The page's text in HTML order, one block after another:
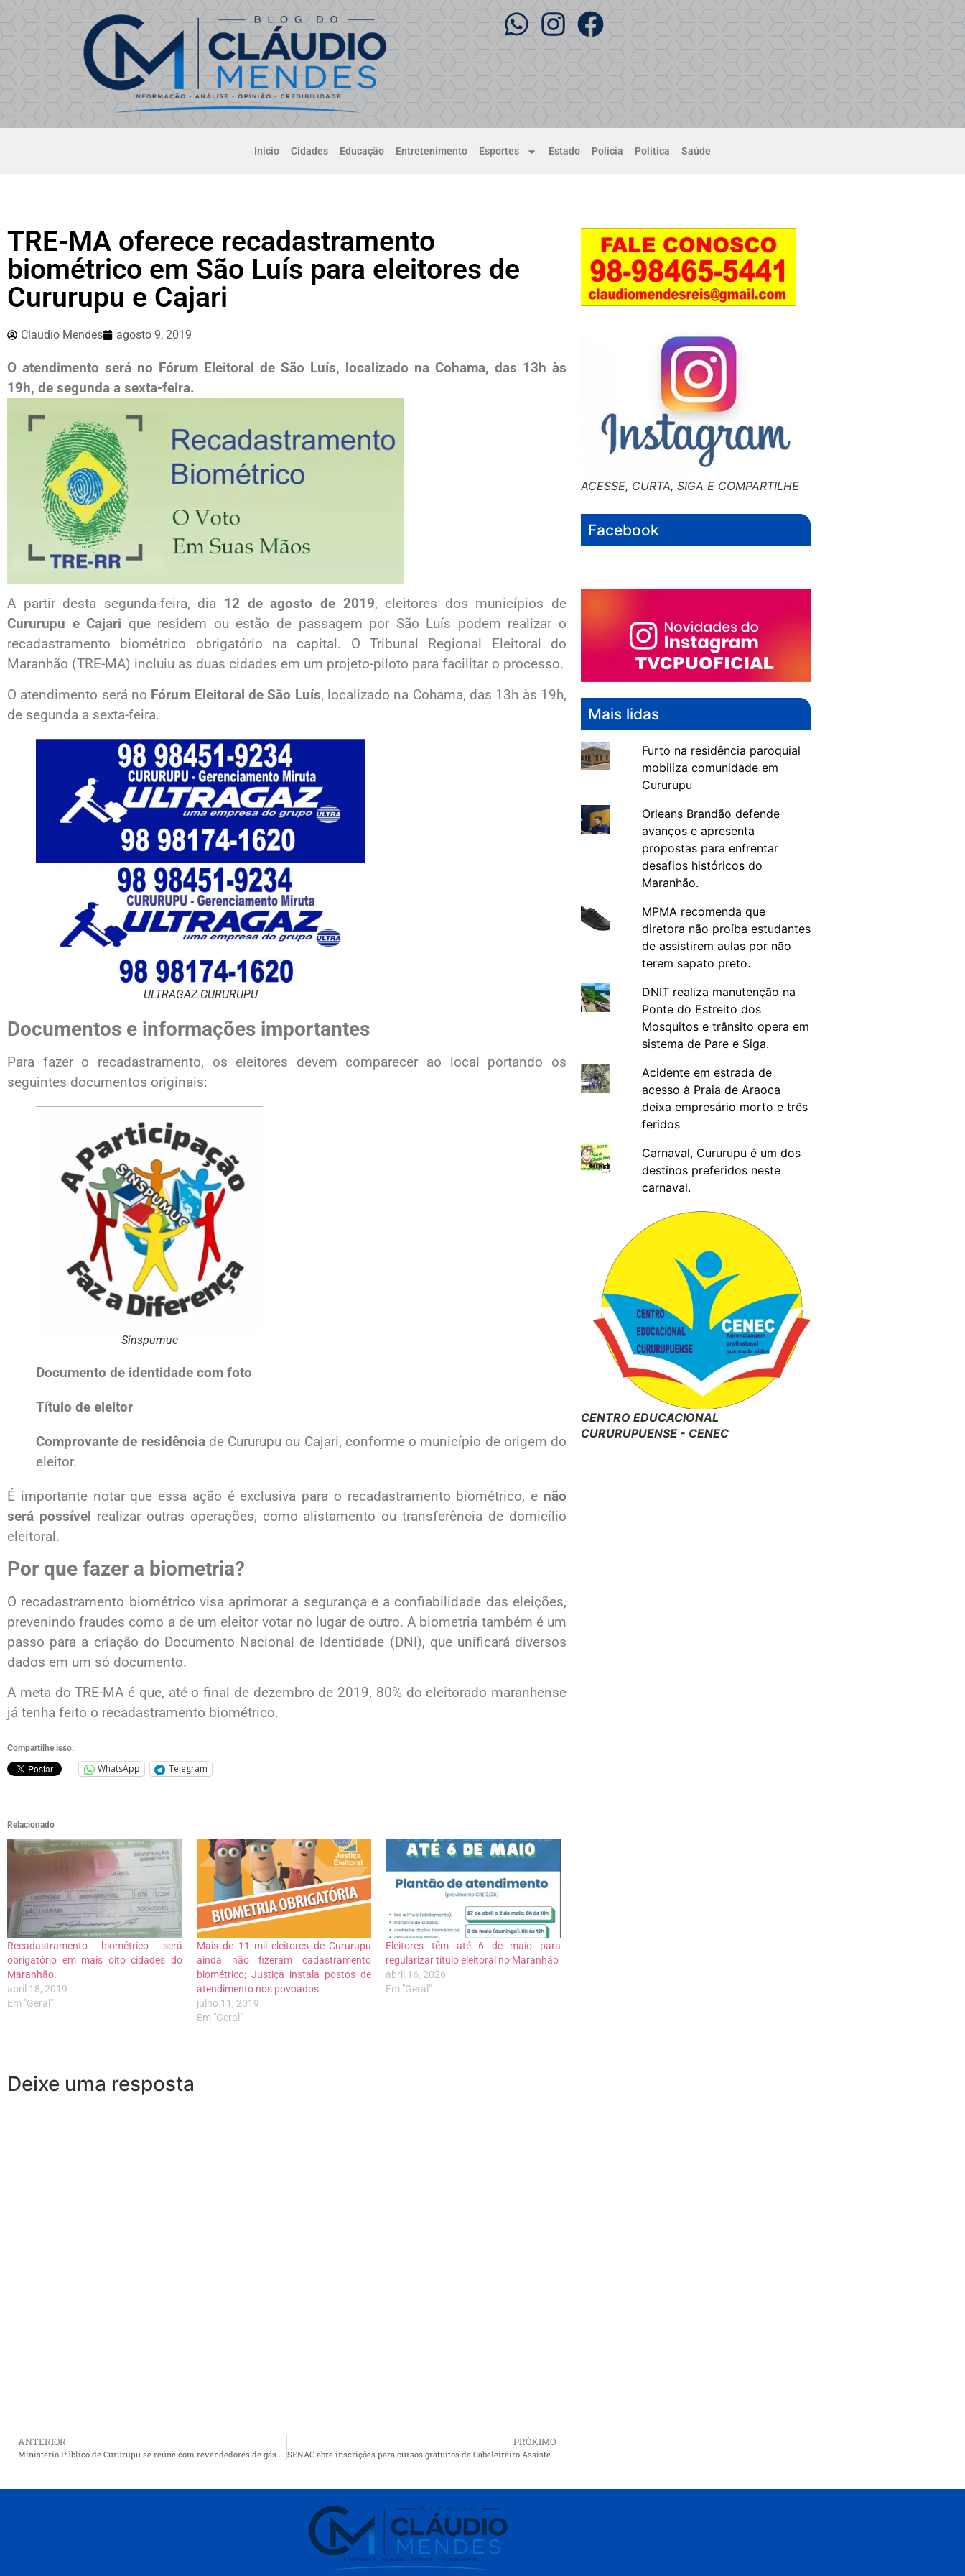
Início Cidades Educação Entretenimento Esportes Estado Polícia Política Saúde
TRE-MA oferece recadastramento
biométrico em São Luís para eleitores de
Cururupu e Cajari
Claudio Mendes agosto 9, 2019
O atendimento será no Fórum Eleitoral de São Luís, localizado na Cohama, das 13h às
19h, de segunda a sexta-feira.
A partir desta segunda-feira, dia 12 de agosto de 2019, eleitores dos municípios de
Cururupu e Cajari que residem ou estão de passagem por São Luís podem realizar o
recadastramento biométrico obrigatório na capital. O Tribunal Regional Eleitoral do
Maranhão (TRE-MA) incluiu as duas cidades em um projeto-piloto para facilitar o processo.
O atendimento será no Fórum Eleitoral de São Luís, localizado na Cohama, das 13h às 19h,
de segunda a sexta-feira.
ULTRAGAZ CURURUPU
Documentos e informações importantes
Para fazer o recadastramento, os eleitores devem comparecer ao local portando os
seguintes documentos originais:
Sinspumuc
Documento de identidade com foto
Título de eleitor
Comprovante de residênciade Cururupu ou Cajari, conforme o município de origem do
eleitor.
É importante notar que essa ação é exclusiva para o recadastramento biométrico, e não
será possível realizar outras operações, como alistamento ou transferência de domicílio
eleitoral.
Por que fazer a biometria?
O recadastramento biométrico visa aprimorar a segurança e a confiabilidade das eleições,
prevenindo fraudes como a de um eleitor votar no lugar de outro. A biometria também é um
passo para a criação do Documento Nacional de Identidade (DNI), que unificará diversos
dados em um só documento.
A meta do TRE-MA é que, até o final de dezembro de 2019, 80% do eleitorado maranhense
já tenha feito o recadastramento biométrico.
Compartilhe isso:
WhatsApp Telegram
Relacionado
Recadastramento biométrico será
obrigatório em mais oito cidades do
Maranhão.
abril 18, 2019
Em "Geral"
Mais de 11 mil eleitores de Cururupu
ainda não fizeram cadastramento
biométrico; Justiça instala postos de
atendimento nos povoados
julho 11, 2019
Em "Geral"
Eleitores têm até 6 de maio para
regularizar título eleitoral no Maranhão
abril 16, 2026
Em "Geral"
Deixe uma resposta
ANTERIOR PRÓXIMO
ACESSE, CURTA, SIGA E COMPARTILHE
Facebook
Mais lidas
Furto na residência paroquial
mobiliza comunidade em
Cururupu
Orleans Brandão defende
avanços e apresenta
propostas para enfrentar
desafios históricos do
Maranhão.
MPMA recomenda que
diretora não proíba estudantes
de assistirem aulas por não
terem sapato preto.
DNIT realiza manutenção na
Ponte do Estreito dos
Mosquitos e trânsito opera em
sistema de Pare e Siga.
Acidente em estrada de
acesso à Praia de Araoca
deixa empresário morto e três
feridos
Carnaval, Cururupu é um dos
destinos preferidos neste
carnaval.
CENTRO EDUCACIONAL
CURURUPUENSE - CENEC